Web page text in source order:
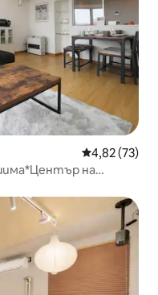
Средна
4,82 (73)
на